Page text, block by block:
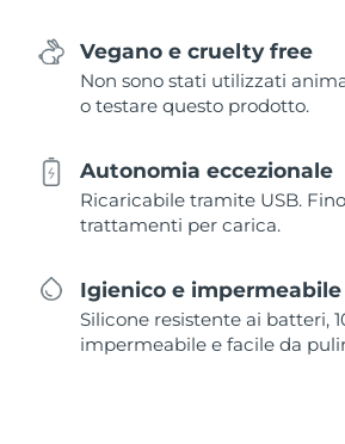
Vegano e cruelty free
Non sono stati utilizzati
o testare questo prodotto.
Autonomia eccezionale
Ricaricabile tramite USB.
trattamenti per carica.
Igienico e impermeabile
Silicone resistente ai batteri,
impermeabile e facile da